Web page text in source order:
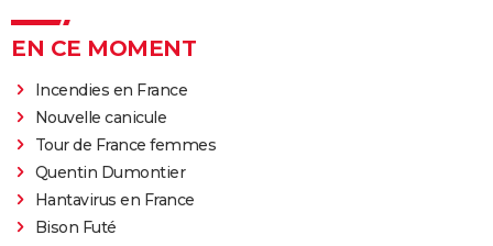
EN CE MOMENT
Incendies en France
Nouvelle canicule
Tour de France femmes
Quentin Dumontier
Hantavirus en France
Bison Futé